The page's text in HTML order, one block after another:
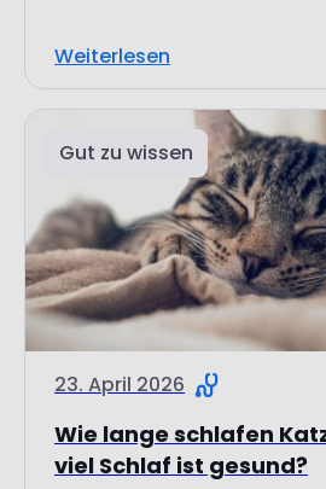
Weiterlesen
Gut zu wissen
23. April 2026
Wie lange schlafen
viel Schlaf ist gesund?